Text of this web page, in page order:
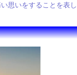
思いをすることを表し